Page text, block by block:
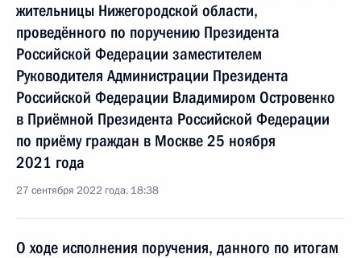
жительницы Нижегородской области,
проведённого по поручению Президента
Российской Федерации заместителем
Руководителя Администрации Президента
Российской Федерации Владимиром Островенко
в Приёмной Президента Российской Федерации
по приёму граждан в Москве 25 ноября
2021 года
27 сентября 2022 года, 18:38
О ходе исполнения поручения, данного по итогам